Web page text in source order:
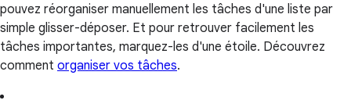
pouvez réorganiser manuellement les tâches d'une liste par
simple glisser-déposer. Et pour retrouver facilement les
tâches importantes, marquez-les d'une étoile. Découvrez
comment organiser vos tâches.